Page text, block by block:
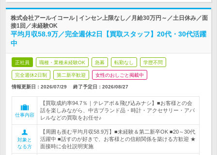
株式会社アールイコール | インセン上限なし／月給30万円～／土日休み／面
接1回／未経験OK
平均月収58.9万／完全週休2日【買取スタッフ】20代・30代活躍
中
正社員 職種・業種未経験OK 急募 転勤なし 学歴不問
完全週休2日制 第二新卒歓迎 女性のおしごと掲載中
情報更新日：2026/07/29 終了予定日： 2026/08/27
仕事内容
【買取成約率94.7％｜テレアポ＆飛び込みナシ】■お客様との会
話を楽しみながら、中古ブランド品・時計・アクセサリー・アパ
レルなどの買取をお任せ♪
対象と
なる方
【周囲も羨む平均月収58.9万】■未経験＆第二新卒OK ■20～30代
活躍中 ■話すのが好きで、お客様との信頼関係を築ける方歓迎 ★
面接時に会社説明実施